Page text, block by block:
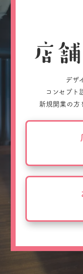
デザ
コンセプト
新規開業の方